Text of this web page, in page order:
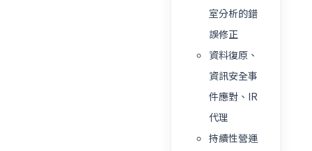
室分析的錯
誤修正
資料復原、
資訊安全事
件應對、IR
代理
持續性營運